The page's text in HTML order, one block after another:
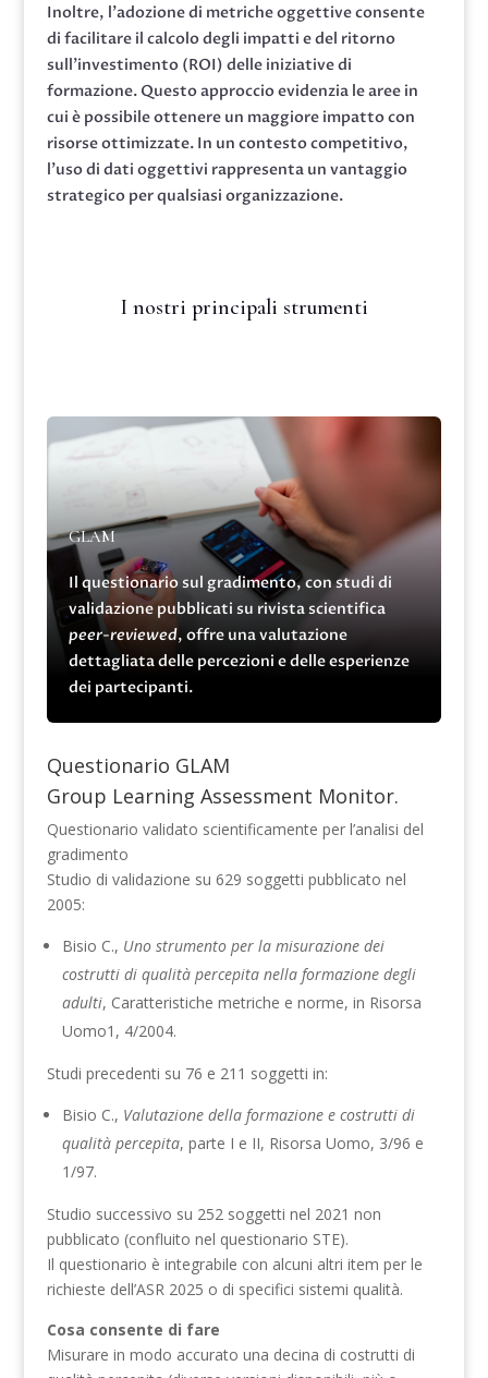
Inoltre, l’adozione di metriche oggettive consente
di facilitare il calcolo degli impatti e del ritorno
sull’investimento (ROI) delle iniziative di
formazione. Questo approccio evidenzia le aree in
cui è possibile ottenere un maggiore impatto con
risorse ottimizzate. In un contesto competitivo,
l’uso di dati oggettivi rappresenta un vantaggio
strategico per qualsiasi organizzazione.
I nostri principali strumenti
GLAM
Il questionario sul gradimento, con studi di
validazione pubblicati su rivista scientifica
peer-reviewed, offre una valutazione
dettagliata delle percezioni e delle esperienze
dei partecipanti.
Questionario GLAM
Group Learning Assessment Monitor.
Questionario validato scientificamente per l’analisi del
gradimento
Studio di validazione su 629 soggetti pubblicato nel
2005:
Bisio C., Uno strumento per la misurazione dei
costrutti di qualità percepita nella formazione degli
adulti, Caratteristiche metriche e norme, in Risorsa
Uomo1, 4/2004.
Studi precedenti su 76 e 211 soggetti in:
Bisio C., Valutazione della formazione e costrutti di
qualità percepita, parte I e II, Risorsa Uomo, 3/96 e
1/97.
Studio successivo su 252 soggetti nel 2021 non
pubblicato (confluito nel questionario STE).
Il questionario è integrabile con alcuni altri item per le
richieste dell’ASR 2025 o di specifici sistemi qualità.
Cosa consente di fare
Misurare in modo accurato una decina di costrutti di